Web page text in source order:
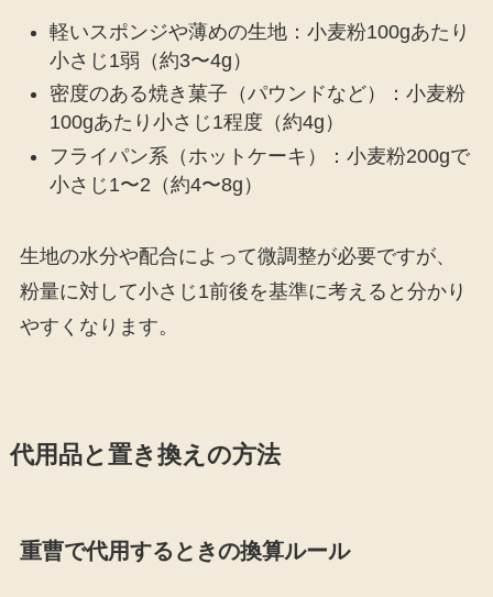
軽いスポンジや薄めの生地：小麦粉100gあたり
小さじ1弱（約3〜4g）
密度のある焼き菓子（パウンドなど）：小麦粉
100gあたり小さじ1程度（約4g）
フライパン系（ホットケーキ）：小麦粉200gで
小さじ1〜2（約4〜8g）
生地の水分や配合によって微調整が必要ですが、
粉量に対して小さじ1前後を基準に考えると分かり
やすくなります。
代用品と置き換えの方法
重曹で代用するときの換算ルール